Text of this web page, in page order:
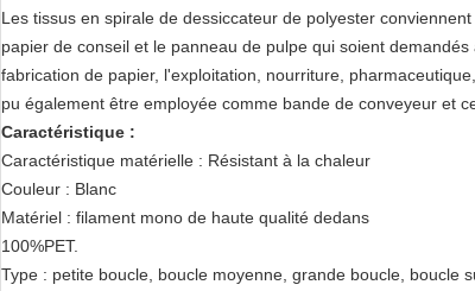
Les tissus en spirale de dessiccateur de polyester
papier de conseil et le panneau de pulpe qui soient
fabrication de papier, l'exploitation, nourriture,
pu également être employée comme bande de conveyeur et
Caractéristique :
Caractéristique matérielle : Résistant à la chaleur
Couleur : Blanc
Matériel : filament mono de haute qualité dedans
100%PET.
Type : petite boucle, boucle moyenne, grande boucle, boucle